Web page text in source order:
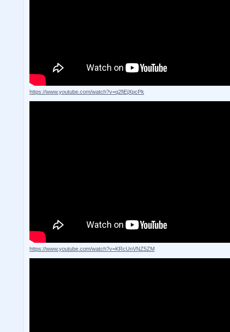
https://www.youtube.com/watch?v=q2fiEjXpcPk
https://www.youtube.com/watch?v=KRcUnVNZ5ZM